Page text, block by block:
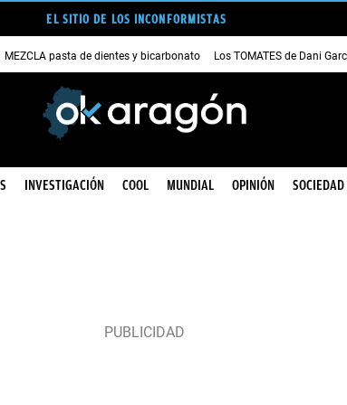
EL SITIO DE LOS INCONFORMISTAS
MEZCLA pasta de dientes y bicarbonato Los TOMATES de Dani
INVESTIGACIÓN COOL MUNDIAL OPINIÓN SOCIEDAD